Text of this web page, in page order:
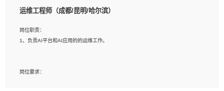
2、熟悉linux命令；
4、熟练使用oracle、mysql进行开发；
5、熟悉流程开发如使用activiti；
运维工程师（成都/昆明/哈尔滨）
岗位职责：
1、负责AI平台和AI应用的的运维工作。
岗位要求：